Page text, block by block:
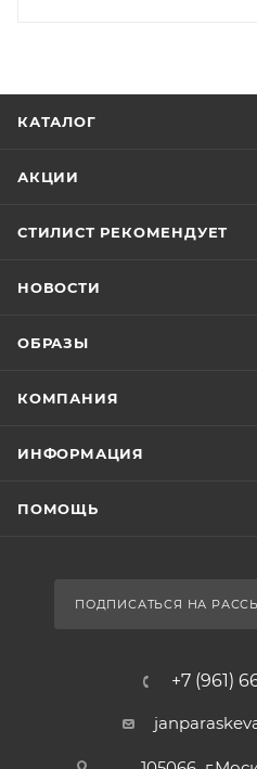
КАТАЛОГ
АКЦИИ
СТИЛИСТ РЕКОМЕНДУЕТ
НОВОСТИ
ОБРАЗЫ
КОМПАНИЯ
ИНФОРМАЦИЯ
ПОМОЩЬ
ПОДПИСАТЬСЯ НА
+7 (961)